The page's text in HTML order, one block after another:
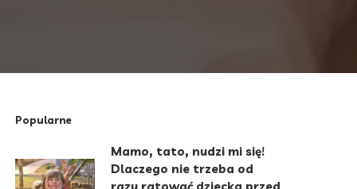
Popularne
Mamo, tato, nudzi mi się!
Dlaczego nie trzeba od